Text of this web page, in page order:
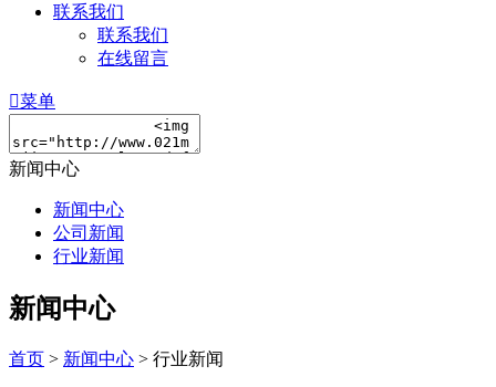
联系我们
联系我们
在线留言
菜单
新闻中心
新闻中心
公司新闻
行业新闻
新闻中心
首页 > 新闻中心 > 行业新闻